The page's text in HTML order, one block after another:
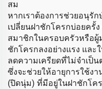
สม
หากเราต้องการช่วยอนุรั
เปลี่ยนฝาชักโครกบ่อยครั้
สมาชิกในครอบครัวหรือผู้
ชักโครกลงอย่างแรง และ
ลดความเครียดที่ไม่จำเป็
ซึ่งจะช่วยให้อายุการใช้ง
(ปิดนุ่ม) ที่มีอยู่ในฝาชักโค